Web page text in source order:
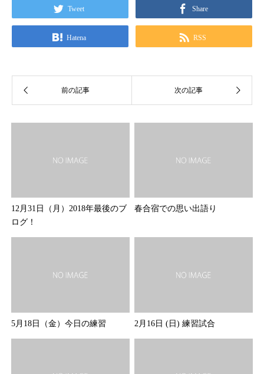
Tweet Share
Hatena RSS
12月31日（月）2018年最後のブ
ログ！
春合宿での思い出語り
5月18日（金）今日の練習 2月16日 (日) 練習試合